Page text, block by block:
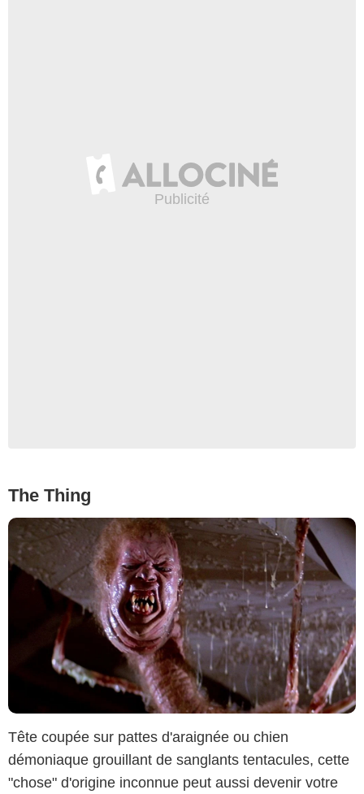
The Thing
Tête coupée sur pattes d'araignée ou chien
démoniaque grouillant de sanglants tentacules, cette
"chose" d'origine inconnue peut aussi devenir votre